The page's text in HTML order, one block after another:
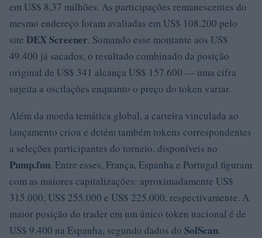
em US$ 8,37 milhões. As participações remanescentes do
mesmo endereço foram avaliadas em US$ 108.200 pelo
site DEX Screener. Somando esse montante aos US$
49.400 já sacados, o resultado combinado da posição
original de US$ 341 alcança US$ 157.600 — uma cifra
sujeita a oscilações enquanto o preço do token variar.
Além da moeda temática global, a carteira vinculada ao
lançamento criou e detém também tokens correspondentes
a seleções participantes do torneio, disponíveis no
Pump.fun. Entre esses, França, Espanha e Portugal figuram
com as maiores capitalizações: aproximadamente US$
315.000, US$ 255.000 e US$ 225.000, respectivamente. A
maior posição do trader em um único token nacional é de
US$ 9.400 na Espanha, segundo dados do SolScan.